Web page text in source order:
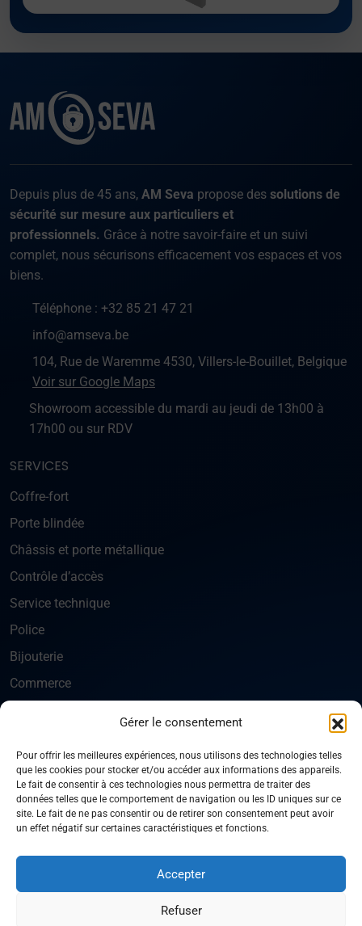
Gérer le consentement
Pour offrir les meilleures expériences, nous utilisons des technologies telles
que les cookies pour stocker et/ou accéder aux informations des appareils.
Le fait de consentir à ces technologies nous permettra de traiter des
données telles que le comportement de navigation ou les ID uniques sur ce
site. Le fait de ne pas consentir ou de retirer son consentement peut avoir
un effet négatif sur certaines caractéristiques et fonctions.
Accepter
Refuser
Depuis plus de 45 ans, AM Seva propose des solutions de
sécurité sur mesure aux particuliers et
professionnels. Grâce à notre savoir-faire et un suivi
complet, nous sécurisons efficacement vos espaces et vos
biens.
Téléphone : +32 85 21 47 21
info@amseva.be
104, Rue de Waremme 4530, Villers-le-Bouillet, Belgique
Voir sur Google Maps
Showroom accessible du mardi au jeudi de 13h00 à
17h00 ou sur RDV
SERVICES
Coffre-fort
Porte blindée
Châssis et porte métallique
Contrôle d’accès
Service technique
Police
Bijouterie
Commerce
Normes de sécurité
Qui sommes-nous
Nous contacter
© 2026 AM Seva. Tous droits réservés.
Mentions légales